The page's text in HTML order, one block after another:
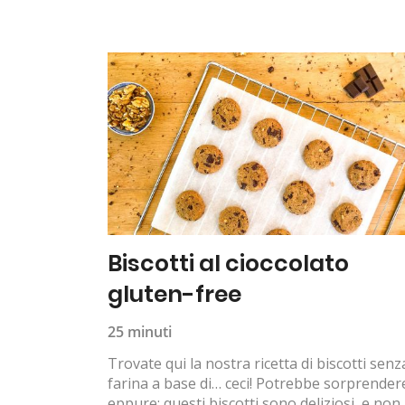
Biscotti al cioccolato
gluten-free
25 minuti
Trovate qui la nostra ricetta di biscotti
farina a base di… ceci! Potrebbe